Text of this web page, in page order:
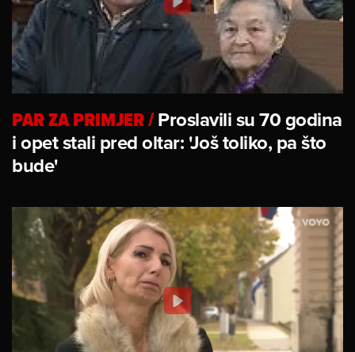
PAR ZA PRIMJER/Proslavili su 70 godina
i opet stali pred oltar: 'Još toliko, pa što
bude'